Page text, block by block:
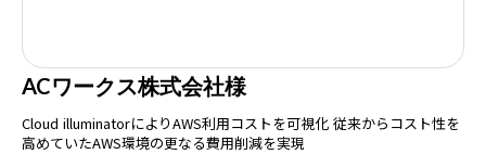
ACワークス株式会社様
Cloud illuminatorによりAWS利用コストを可視化 従来からコスト性を
高めていたAWS環境の更なる費用削減を実現